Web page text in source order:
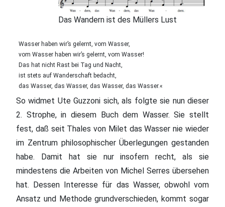
Das Wandern ist des Müllers Lust
Wasser haben wir’s gelernt, vom Wasser,
vom Wasser haben wir’s gelernt, vom Wasser!
Das hat nicht Rast bei Tag und Nacht,
ist stets auf Wanderschaft bedacht,
das Wasser, das Wasser, das Wasser, das Wasser.«
So widmet Ute Guzzoni sich, als folgte sie nun dieser
2. Strophe, in diesem Buch dem Wasser. Sie stellt
fest, daß seit Thales von Milet das Wasser nie wieder
im Zentrum philosophischer Überlegungen gestanden
habe. Damit hat sie nur insofern recht, als sie
mindestens die Arbeiten von Michel Serres übersehen
hat. Dessen Interesse für das Wasser, obwohl vom
Ansatz und Methode grundverschieden, kommt sogar